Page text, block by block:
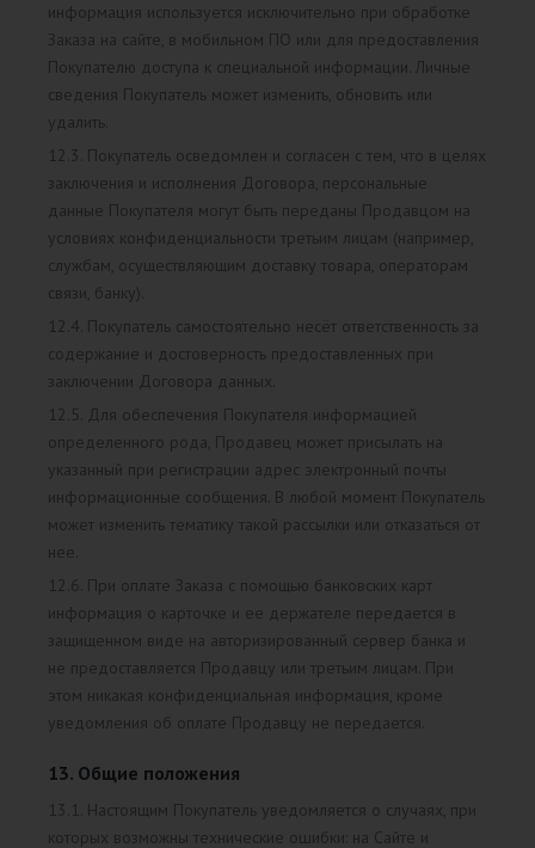
информация используется исключительно при обработке
Заказа на сайте, в мобильном ПО или для предоставления
Покупателю доступа к специальной информации. Личные
сведения Покупатель может изменить, обновить или
удалить.
12.3. Покупатель осведомлен и согласен с тем, что в целях
заключения и исполнения Договора, персональные
данные Покупателя могут быть переданы Продавцом на
условиях конфиденциальности третьим лицам (например,
службам, осуществляющим доставку товара, операторам
связи, банку).
12.4. Покупатель самостоятельно несёт ответственность за
содержание и достоверность предоставленных при
заключении Договора данных.
12.5. Для обеспечения Покупателя информацией
определенного рода, Продавец может присылать на
указанный при регистрации адрес электронный почты
информационные сообщения. В любой момент Покупатель
может изменить тематику такой рассылки или отказаться от
нее.
12.6. При оплате Заказа с помощью банковских карт
информация о карточке и ее держателе передается в
защищенном виде на авторизированный сервер банка и
не предоставляется Продавцу или третьим лицам. При
этом никакая конфиденциальная информация, кроме
уведомления об оплате Продавцу не передается.
13. Общие положения
13.1. Настоящим Покупатель уведомляется о случаях, при
которых возможны технические ошибки: на Сайте и